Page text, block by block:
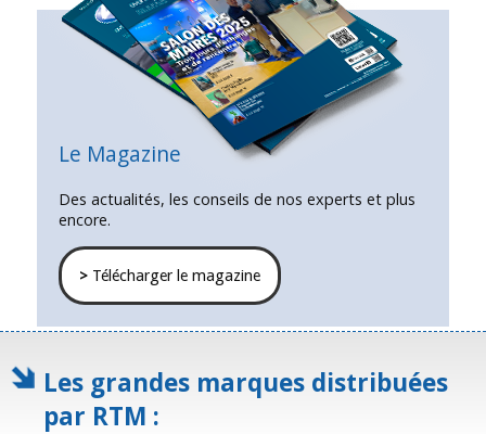
Le Magazine
Des actualités, les conseils de nos experts et plus
encore.
>Télécharger le magazine
Les grandes marques distribuées
par RTM :